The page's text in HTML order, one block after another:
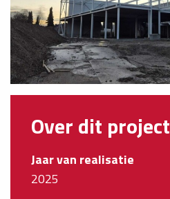
Over dit project
Jaar van realisatie
2025